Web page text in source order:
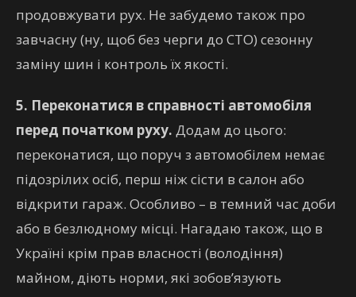
продовжувати рух. Не забудемо також про
завчасну (ну, щоб без черги до СТО) сезонну
заміну шин і контроль їх якості.
5. Переконатися в справності автомобіля
перед початком руху. Додам до цього:
переконатися, що поруч з автомобілем немає
підозрілих осіб, перш ніж сісти в салон або
відкрити гараж. Особливо – в темний час доби
або в безлюдному місці. Нагадаю також, що в
Україні крім прав власності (володіння)
майном, діють норми, які зобов’язують